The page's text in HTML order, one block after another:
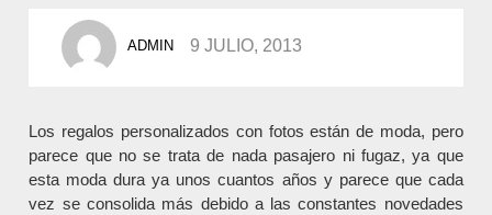
BY
ADMIN 9 JULIO, 2013
Los regalos personalizados con fotos están de moda, pero
parece que no se trata de nada pasajero ni fugaz, ya que
esta moda dura ya unos cuantos años y parece que cada
vez se consolida más debido a las constantes novedades